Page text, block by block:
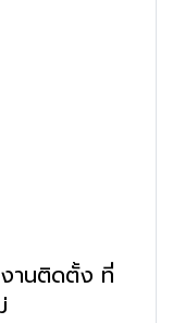
านติดตั้ง ที่